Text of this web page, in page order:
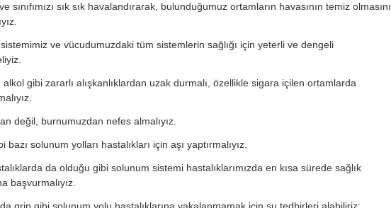
sınıfımızı sık sık havalandırarak, bulunduğumuz ortamların havasının temiz olmasını
ve vücudumuzdaki tüm sistemlerin sağlığı için yeterli ve dengeli
gibi zararlı alışkanlıklardan uzak durmalı, özellikle sigara içilen ortamlarda
değil, burnumuzdan nefes almalıyız.
bazı solunum yolları hastalıkları için aşı yaptırmalıyız.
da olduğu gibi solunum sistemi hastalıklarımızda en kısa sürede sağlık
başvurmalıyız.